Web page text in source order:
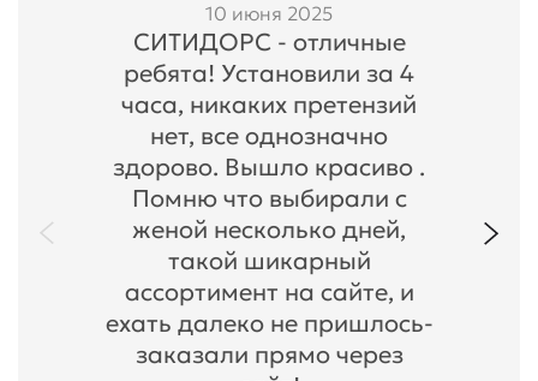
10 июня 2025
СИТИДОРС - отличные
ребята! Установили за 4
часа, никаких претензий
нет, все однозначно
здорово. Вышло красиво .
Помню что выбирали с
женой несколько дней,
такой шикарный
ассортимент на сайте, и
ехать далеко не пришлось-
заказали прямо через